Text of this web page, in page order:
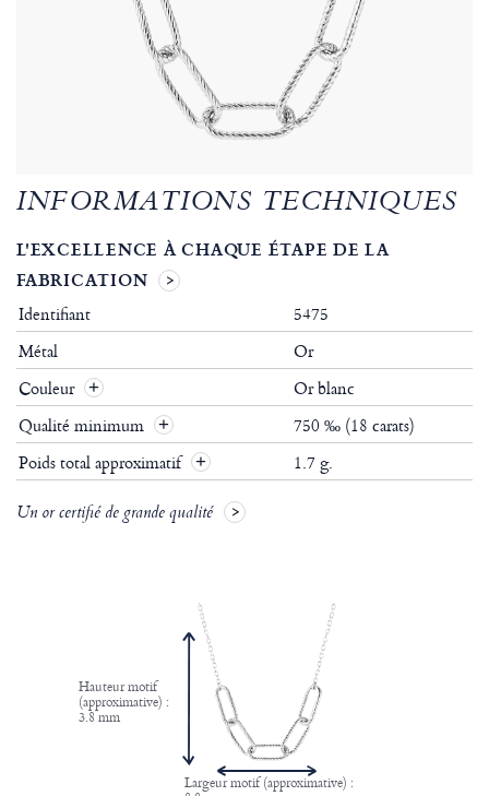
INFORMATIONS TECHNIQUES
L'EXCELLENCE À CHAQUE ÉTAPE DE LA
FABRICATION
Identifiant
5475
Métal
Or
Couleur
Or blanc
Qualité minimum
750 ‰ (18 carats)
Poids total approximatif
1.7 g.
Un or certifié de grande qualité
Hauteur motif
(approximative) :
3.8 mm
Largeur motif (approximative) :